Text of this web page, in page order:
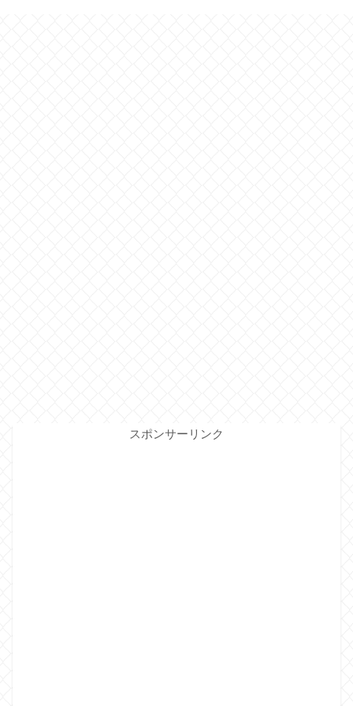
スポンサーリンク